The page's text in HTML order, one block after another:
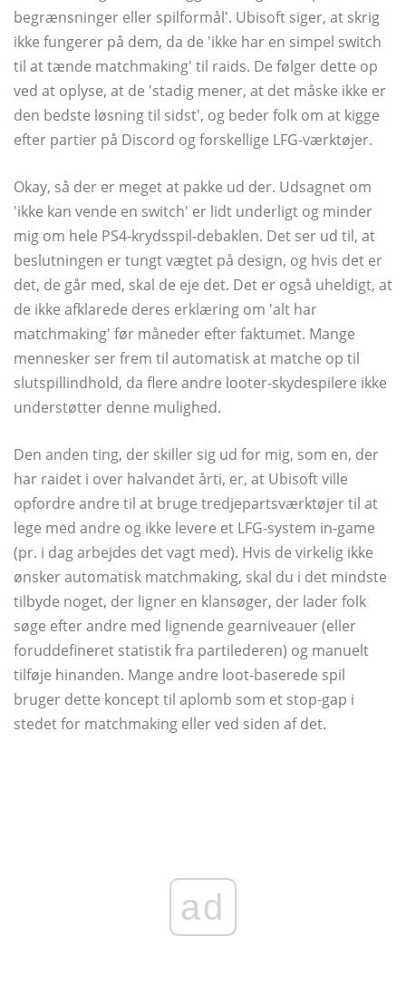
begrænsninger eller spilformål'. Ubisoft siger, at skrig
ikke fungerer på dem, da de 'ikke har en simpel switch
til at tænde matchmaking' til raids. De følger dette op
ved at oplyse, at de 'stadig mener, at det måske ikke er
den bedste løsning til sidst', og beder folk om at kigge
efter partier på Discord og forskellige LFG-værktøjer.
Okay, så der er meget at pakke ud der. Udsagnet om
'ikke kan vende en switch' er lidt underligt og minder
mig om hele PS4-krydsspil-debaklen. Det ser ud til, at
beslutningen er tungt vægtet på design, og hvis det er
det, de går med, skal de eje det. Det er også uheldigt, at
de ikke afklarede deres erklæring om 'alt har
matchmaking' før måneder efter faktumet. Mange
mennesker ser frem til automatisk at matche op til
slutspillindhold, da flere andre looter-skydespilere ikke
understøtter denne mulighed.
Den anden ting, der skiller sig ud for mig, som en, der
har raidet i over halvandet årti, er, at Ubisoft ville
opfordre andre til at bruge tredjepartsværktøjer til at
lege med andre og ikke levere et LFG-system in-game
(pr. i dag arbejdes det vagt med). Hvis de virkelig ikke
ønsker automatisk matchmaking, skal du i det mindste
tilbyde noget, der ligner en klansøger, der lader folk
søge efter andre med lignende gearniveauer (eller
foruddefineret statistik fra partilederen) og manuelt
tilføje hinanden. Mange andre loot-baserede spil
bruger dette koncept til aplomb som et stop-gap i
stedet for matchmaking eller ved siden af ​​det.
ad